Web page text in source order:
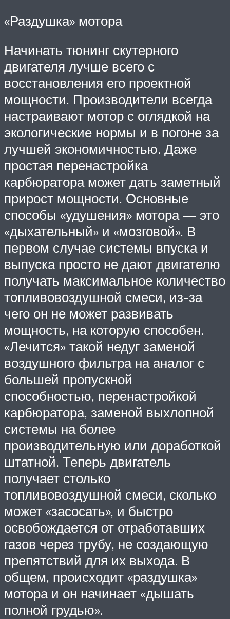
«Раздушка» мотора
Начинать тюнинг скутерного
двигателя лучше всего с
восстановления его проектной
мощности. Производители всегда
настраивают мотор с оглядкой на
экологические нормы и в погоне за
лучшей экономичностью. Даже
простая перенастройка
карбюратора может дать заметный
прирост мощности. Основные
способы «удушения» мотора — это
«дыхательный» и «мозговой». В
первом случае системы впуска и
выпуска просто не дают двигателю
получать максимальное количество
топливовоздушной смеси, из-за
чего он не может развивать
мощность, на которую способен.
«Лечится» такой недуг заменой
воздушного фильтра на аналог с
большей пропускной
способностью, перенастройкой
карбюратора, заменой выхлопной
системы на более
производительную или доработкой
штатной. Теперь двигатель
получает столько
топливовоздушной смеси, сколько
может «засосать», и быстро
освобождается от отработавших
газов через трубу, не создающую
препятствий для их выхода. В
общем, происходит «раздушка»
мотора и он начинает «дышать
полной грудью».